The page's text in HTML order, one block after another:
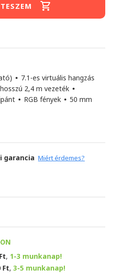
• 7.1-es virtuális hangzás
2,4 m vezeték •
• RGB fények • 50 mm
garancia Miért érdemes?
, 1-3 munkanap!
Ft, 3-5 munkanap!